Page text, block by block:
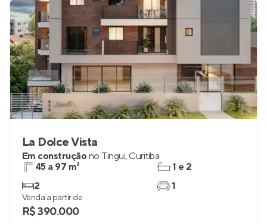
La Dolce Vista
Em construçãono Tingui, Curitiba
45 a 97 m²
2
1 e 2
1
Venda a partir de
R$ 390.000